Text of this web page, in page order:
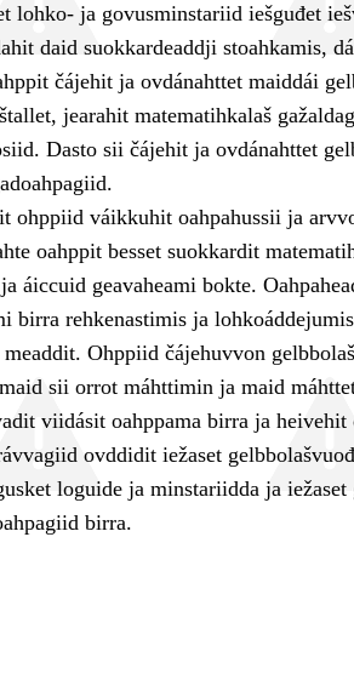
lohko- ja govusminstariid iešguđet
daid suokkardeaddji stoahkamis,
čájehit ja ovdánahttet maiddái
jearahit matematihkalaš
Dasto sii čájehit ja ovdánahttet
ohppiid váikkuhit oahpahussii ja
oahppit besset suokkardit
áiccuid geavaheami bokte.
birra rehkenastimis ja
meaddit. Ohppiid čájehuvvon
sii orrot máhttimin ja maid
viidásit oahppama birra ja heivehit
ovddidit iežaset
loguide ja minstariidda ja
birra.